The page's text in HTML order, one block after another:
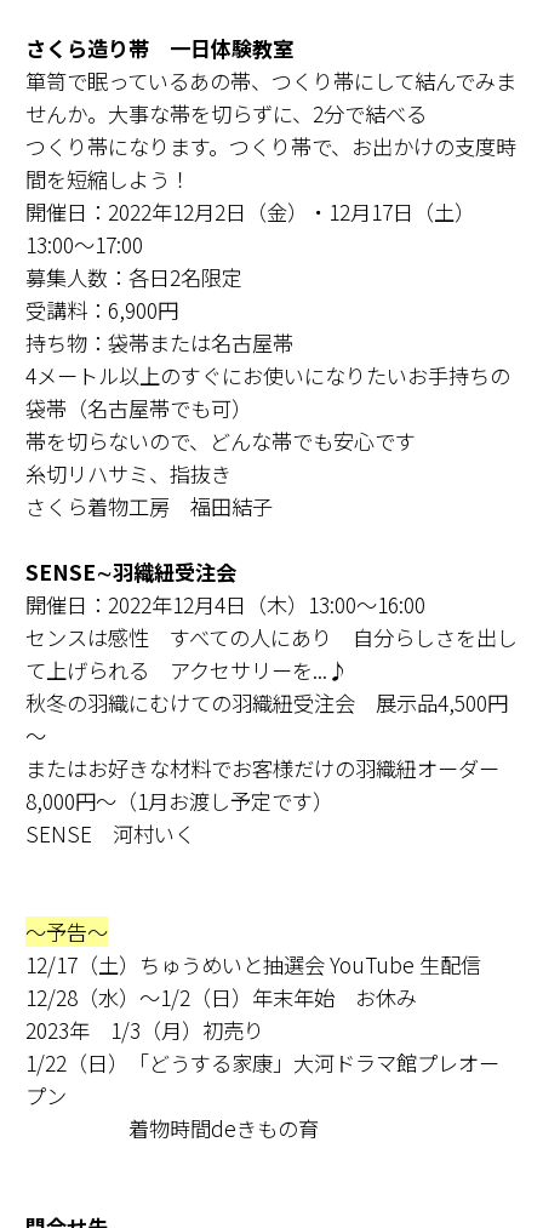
さくら造り帯 ⼀⽇体験教室
箪笥で眠っているあの帯、つくり帯にして結んでみま
せんか。大事な帯を切らずに、2分で結べる
つくり帯になります。つくり帯で、お出かけの支度時
間を短縮しよう！
開催日：2022年12月2日（金）・12月17日（土）
13:00～17:00
募集人数：各日2名限定
受講料：6,900円
持ち物：袋帯または名古屋帯
4メートル以上のすぐにお使いになりたいお手持ちの
袋帯（名古屋帯でも可）
帯を切らないので、どんな帯でも安心です
糸切リハサミ、指抜き
さくら着物工房 福田結子
SENSE∼⽻織紐受注会
開催日：2022年12月4日（木）13:00～16:00
センスは感性 すべての人にあり 自分らしさを出し
て上げられる アクセサリーを...♪
秋冬の羽織にむけての羽織紐受注会 展示品4,500円
～
またはお好きな材料でお客様だけの羽織紐オーダー
8,000円～（1月お渡し予定です）
SENSE 河村いく
～予告～
12/17（土）ちゅうめいと抽選会 YouTube 生配信
12/28（水）～1/2（日）年末年始 お休み
2023年 1/3（月）初売り
1/22（日）「どうする家康」大河ドラマ館プレオー
プン
着物時間deきもの育